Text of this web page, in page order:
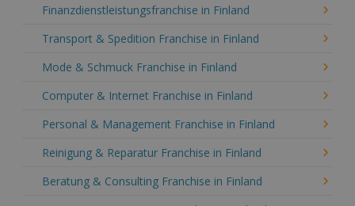
Finanzdienstleistungsfranchise in Finland
Transport & Spedition Franchise in Finland
Mode & Schmuck Franchise in Finland
Computer & Internet Franchise in Finland
Personal & Management Franchise in Finland
Reinigung & Reparatur Franchise in Finland
Beratung & Consulting Franchise in Finland